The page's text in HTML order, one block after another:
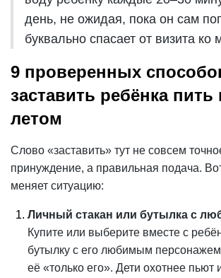
день, не ожидая, пока он сам
буквально спасает от визита ко
9 проверенных
заставить ребёнка пить
летом
Слово «заставить» тут не совсем
принуждение, а правильная подача.
меняет ситуацию:
Личный стакан или бутылка с
Купите или выберите вместе с
бутылку с его любимым
её «только его». Дети охотнее пьют